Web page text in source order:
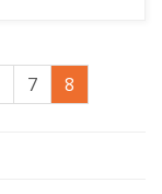
7 8